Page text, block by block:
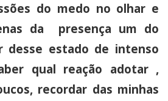
do medo no olhar e
da presença um do
desse estado de intenso
qual reação adotar ,
recordar das minhas